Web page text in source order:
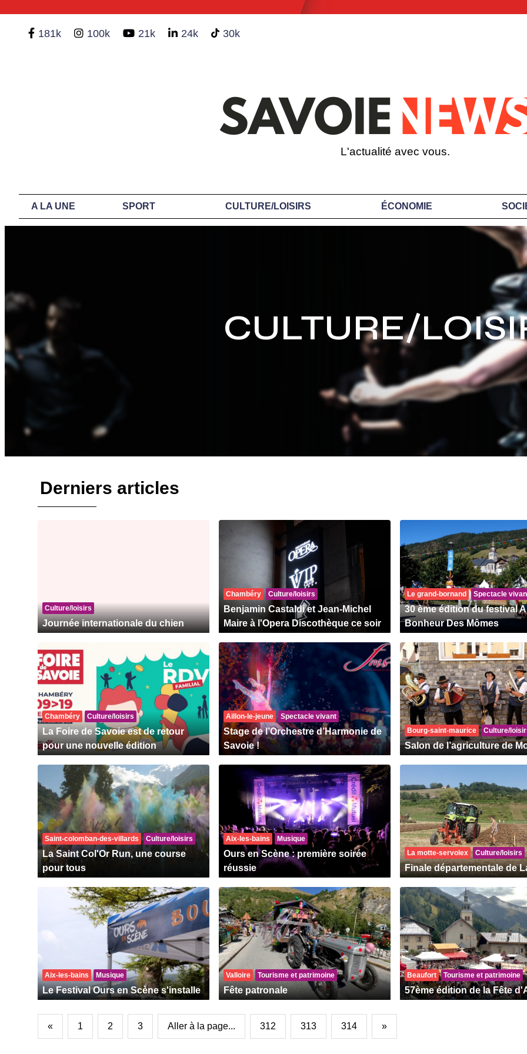
181k 100k 21k 24k 30k
L'actualité avec vous.
A LA UNE SPORT CULTURE/LOISIRS ÉCONOMIE
CULTURE/
Derniers articles
Culture/loisirs
Journée internationale du chien
Chambéry Culture/loisirs
Benjamin Castaldi et Jean-Michel
Maire à l'Opera Discothèque ce soir
Le grand-bornand Spectacle
30 ème édition du festival
Bonheur Des Mômes
Chambéry Culture/loisirs
La Foire de Savoie est de retour
pour une nouvelle édition
Aillon-le-jeune Spectacle vivant
Stage de l’Orchestre d’Harmonie de
Savoie !
Bourg-saint-maurice Culture/
Salon de l’agriculture de
Saint-colomban-des-villards Culture/loisirs
La Saint Col'Or Run, une course
pour tous
Aix-les-bains Musique
Ours en Scène : première soirée
réussie
La motte-servolex Culture/loisirs
Finale départementale de
Aix-les-bains Musique
Le Festival Ours en Scène s'installe
Valloire Tourisme et patrimoine
Fête patronale
Beaufort Tourisme et patrimoine
57ème édition de la Fête
« 1 2 3 Aller à la page... 312 313 314 »